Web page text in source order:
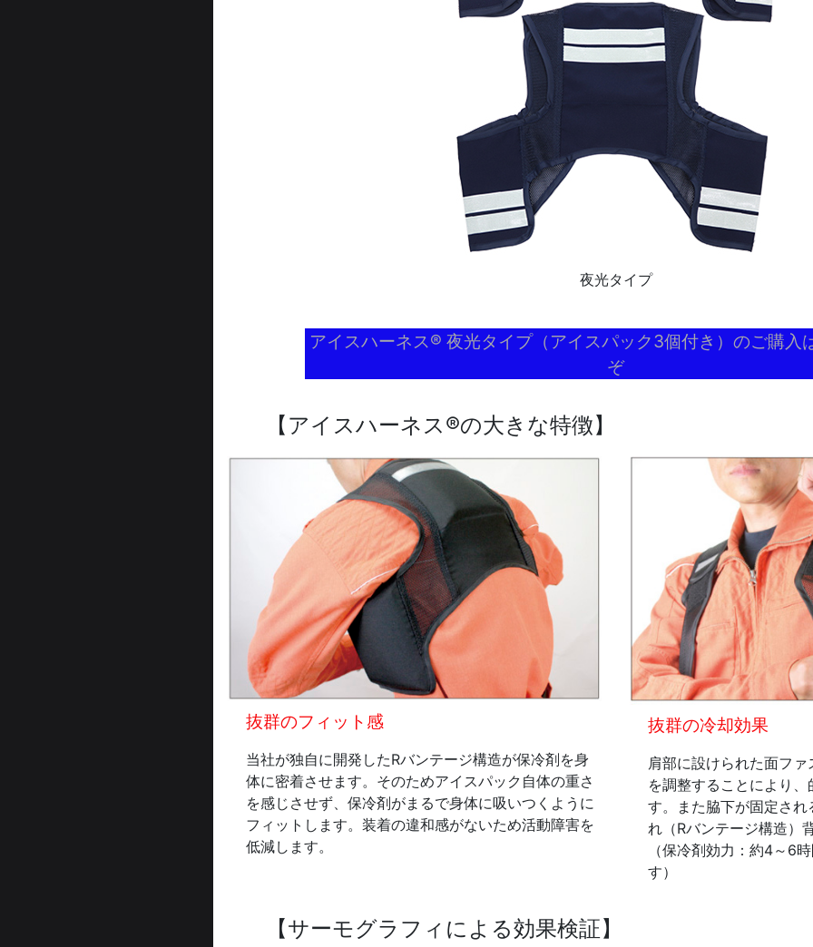
夜光タイプ
アイスハーネス® 夜光タイプ（アイスパック3個付き）のご購入
ぞ
【アイスハーネス®の大きな特徴】
抜群のフィット感
当社が独自に開発したRバンテージ構造が保冷剤を身
体に密着させます。そのためアイスパック自体の重さ
を感じさせず、保冷剤がまるで身体に吸いつくように
フィットします。装着の違和感がないため活動障害を
低減します。
抜群の冷却効果
肩部に設けられた面フ
を調整することにより
す。また脇下が固定さ
れ（Rバンテージ構造）
（保冷剤効力：約4～6
す）
【サーモグラフィによる効果検証】